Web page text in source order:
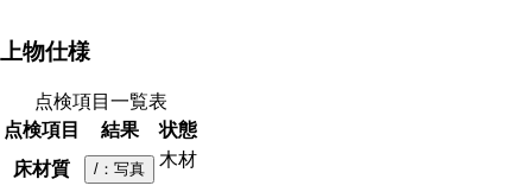
上物仕様
点検項目一覧表
点検項目
結果
状態
床材質
/ ：写真 木材